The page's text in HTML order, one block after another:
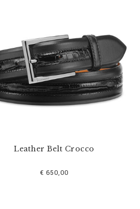
Leather Belt Crocco
€ 650,00